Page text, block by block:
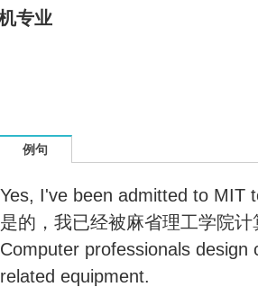
专业
specialty的用法和样例：
例句
Yes, I've been admitted to MIT
是的，我已经被麻省理工学院
Computer professionals design
related equipment.